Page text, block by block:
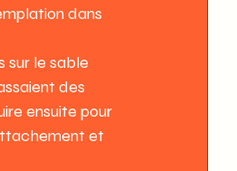
dans
sur le sable
des
ensuite pour
et